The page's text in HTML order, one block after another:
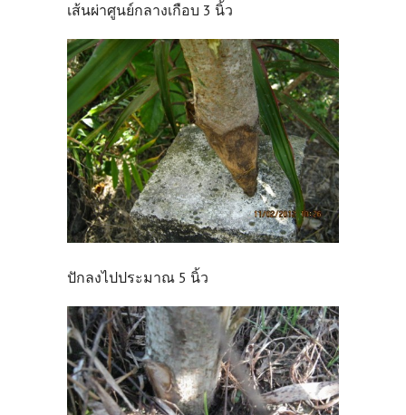
เส้นผ่าศูนย์กลางเกือบ 3 นิ้ว
ปักลงไปประมาณ 5 นิ้ว